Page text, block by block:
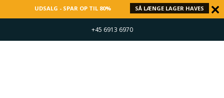
UDSALG - SPAR OP TIL 80% SÅ LÆNGE LAGER HAVES
+45 6913 6970